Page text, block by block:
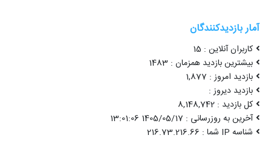
آمار بازدیدکنندگان
کاربران آنلاین : 15
بیشترین بازدید همزمان : 1483
بازدید امروز : 1,877
بازدید دیروز :
کل بازدید : 8,148,742
آخرین به روزرسانی : 1405/05/17 13:01:06
شناسه IP شما : 216.73.216.66